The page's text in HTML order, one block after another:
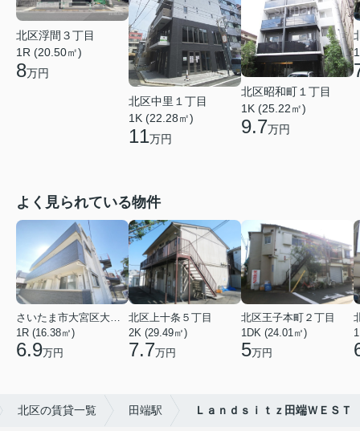
北区浮間３丁目
1R (20.50㎡)
8万円
北区中里１丁目
1K (22.28㎡)
11万円
北区昭和町１丁目
1K (25.22㎡)
9.7万円
よく見られている物件
1R (16.38㎡)
6.9万円
北区上十条５丁目
2K (29.49㎡)
7.7万円
北区王子本町２丁目
1DK (24.01㎡)
5万円
北区の賃貸一覧 田端駅 Ｌａｎｄｓｉｔｚ田端ＷＥＳＴ